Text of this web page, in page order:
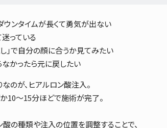
ウンタイムが長くて勇気が出ない
っている
」で自分の顔に合うか見てみたい
かったら元に戻したい
のが、ヒアルロン酸注入。
10〜15分ほどで施術が完了。
の種類や注入の位置を調整することで、